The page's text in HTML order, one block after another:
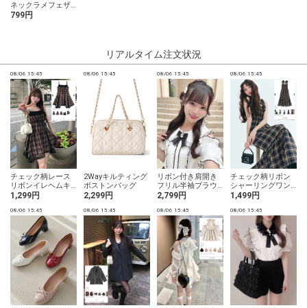
ネックラメフェザー
ニットトップス
799円
リアルタイム注文状況
08/06 15:45
チェック柄レース
リボンイレヘムキ
ャミワンピース
1,299円
08/06 15:45
2Wayキルティング
ボストンバッグ
2,299円
08/06 15:45
リボン付き肩開き
フリル半袖ブラウ
ス
2,799円
08/06 15:45
チェック柄リボン
シャーリングワン
ピース
1,499円
08/06 15:45 08/06 15:45 08/06 15:45 08/06 15:45